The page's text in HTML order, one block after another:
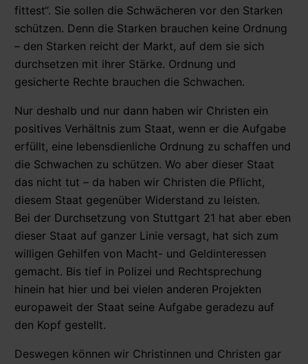
fittest“. Sie sollen die Schwächeren vor den Starken
schützen. Denn die Starken brauchen keine Ordnung
– den Starken reicht der Markt, auf dem sie sich
durchsetzen mit ihrer Stärke. Ordnung und
gesicherte Rechte brauchen die Schwachen.
Nur deshalb und nur dann haben wir Christen ein
positives Verhältnis zum Staat, wenn er die Aufgabe
erfüllt, eine lebensdienliche Ordnung zu schaffen und
die Schwachen zu schützen. Wo aber dieser Staat
das nicht tut – da haben wir Christen die Pflicht,
diesem Staat gegenüber Widerstand zu leisten.
Bei der Durchsetzung von Stuttgart 21 hat aber eben
dieser Staat auf ganzer Linie versagt, hat sich zum
willigen Gehilfen von Macht- und Geldinteressen
gemacht. Bis tief in Polizei und Rechtsprechung
hinein hat hier und bei vielen anderen Projekten
europaweit der Staat seine Aufgabe geradezu auf
den Kopf gestellt.
Deswegen können wir Christinnen und Christen gar